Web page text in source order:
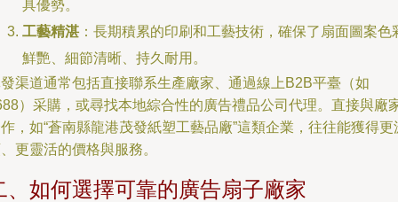
具優勢。
工藝精湛：長期積累的印刷和工藝技術，確保了扇面圖案色
鮮艷、細節清晰、持久耐用。
渠道通常包括直接聯系生產廠家、通過線上B2B平臺（如
）采購，或尋找本地綜合性的廣告禮品公司代理。直接與廠
，如“蒼南縣龍港茂發紙塑工藝品廠”這類企業，往往能獲得更
更靈活的價格與服務。
、如何選擇可靠的廣告扇子廠家